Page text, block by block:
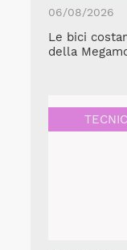
06/08/2026
Le bici
della